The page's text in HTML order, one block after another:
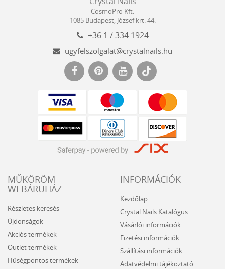
Nails
Kft.
CosmoPro Kft.
1085 Budapest, József krt. 44.
+36 1 / 334 1924
ugyfelszolgalat@crystalnails.hu
MŰKÖRÖM
WEBÁRUHÁZ
Részletes keresés
Újdonságok
Akciós termékek
Outlet termékek
Hűségpontos termékek
INFORMÁCIÓK
Kezdőlap
Crystal Nails Katalógus
Vásárlói információk
Fizetési információk
Szállítási információk
Adatvédelmi tájékoztató